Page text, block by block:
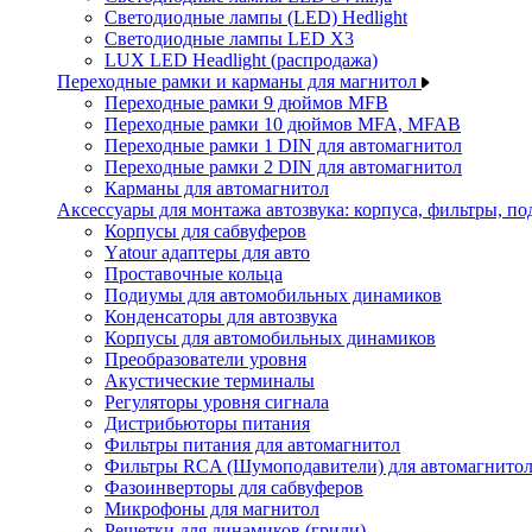
Светодиодные лампы (LED) Hedlight
Светодиодные лампы LED X3
LUX LED Headlight (распродажа)
Переходные рамки и карманы для магнитол
Переходные рамки 9 дюймов MFB
Переходные рамки 10 дюймов MFA, MFAB
Переходные рамки 1 DIN для автомагнитол
Переходные рамки 2 DIN для автомагнитол
Карманы для автомагнитол
Аксессуары для монтажа автозвука: корпуса, фильтры,
Корпусы для сабвуферов
Yаtour адаптеры для авто
Проставочные кольца
Подиумы для автомобильных динамиков
Конденсаторы для автозвука
Корпусы для автомобильных динамиков
Преобразователи уровня
Акустические терминалы
Регуляторы уровня сигнала
Дистрибьюторы питания
Фильтры питания для автомагнитол
Фильтры RCA (Шумоподавители) для автомагнитол
Фазоинверторы для сабвуферов
Микрофоны для магнитол